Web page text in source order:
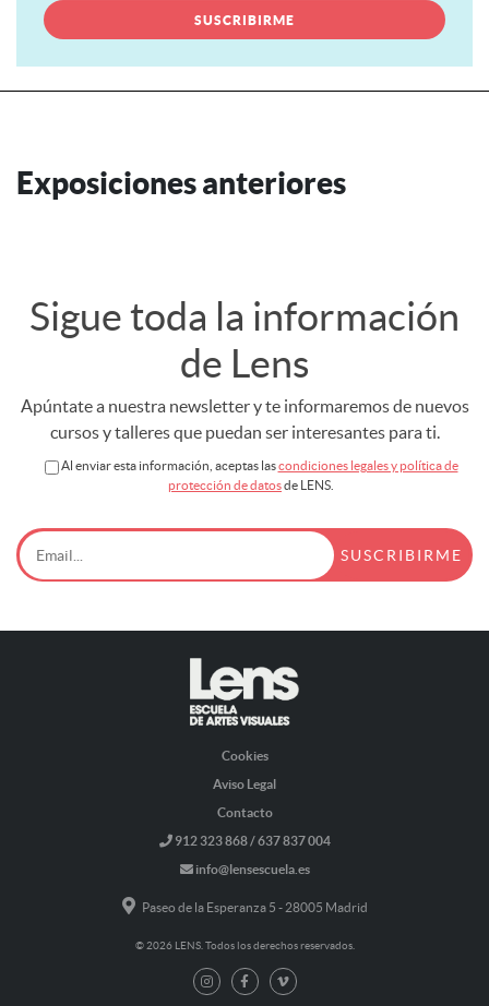
Exposiciones anteriores
Sigue toda la información
de Lens
Apúntate a nuestra newsletter y te informaremos de nuevos
cursos y talleres que puedan ser interesantes para ti.
Al enviar esta información, aceptas lascondiciones legales y política de
protección de datosde LENS.
Cookies
Aviso Legal
Contacto
912 323 868 / 637 837 004
info@lensescuela.es
Paseo de la Esperanza 5 - 28005 Madrid
© 2026 LENS. Todos los derechos reservados.